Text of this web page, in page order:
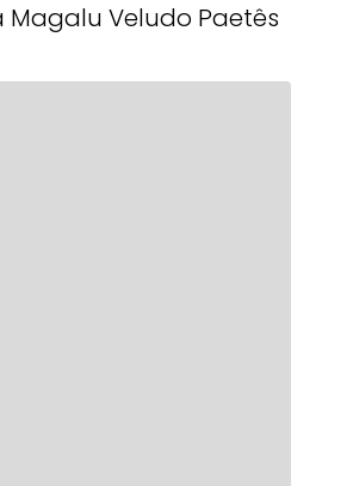
Magalu Veludo Paetês